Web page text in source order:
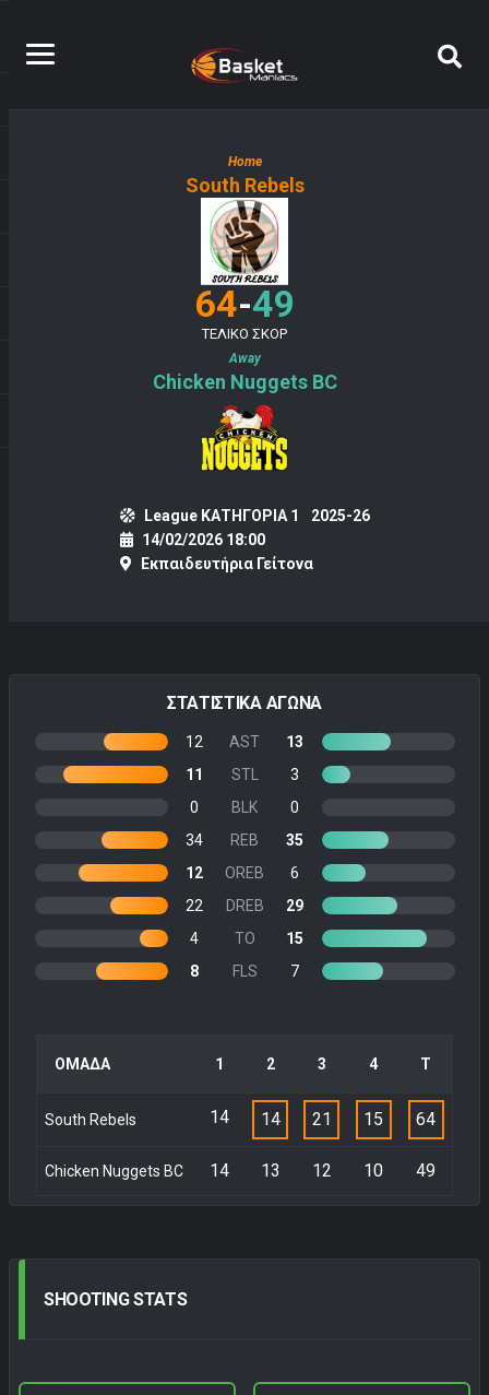
Home
South Rebels
64-49
ΤΕΛΙΚΟ ΣΚΟΡ
Away
Chicken Nuggets BC
League ΚΑΤΗΓΟΡΙΑ 1
2025-26
14/02/2026 18:00
Εκπαιδευτήρια Γείτονα
ΣΤΑΤΙΣΤΙΚΑ ΑΓΩΝΑ
12 AST
13
11
STL
3
0
BLK
0
34
REB
35
12
OREB
6
22
DREB
29
4
TO
15
8
FLS 7
ΟΜΑΔΑ 1 2 3 4 Τ
South Rebels 14 14 21 15 64
Chicken Nuggets BC 14 13 12 10 49
SHOOTINGSTATS